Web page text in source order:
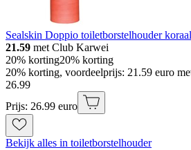
Sealskin Doppio toiletborstelhouder koraal
21.59 met Club Karwei
20% korting20% korting
20% korting, voordeelprijs: 21.59 euro
26.99
Prijs: 26.99 euro
Bekijk alles in toiletborstelhouder